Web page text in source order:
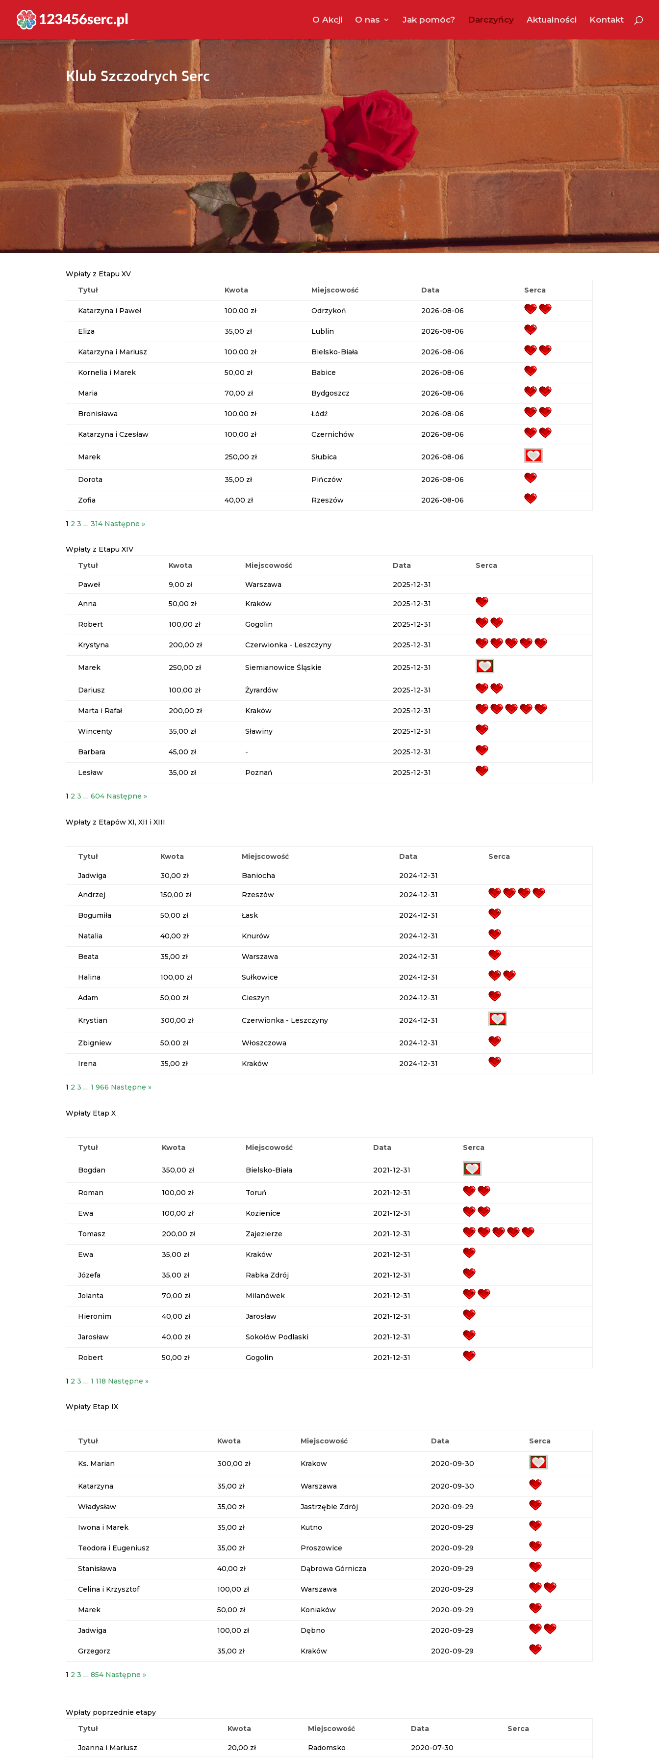
O Akcji O nas Jak pomóc? Darczyńcy Aktualności Kontakt
Klub Szczodrych Serc
Wpłaty z Etapu XV
Tytuł
Kwota Miejscowość Data Serca
Katarzyna i Paweł 100,00 zł Odrzykoń 2026-08-06
Eliza 35,00 zł Lublin 2026-08-06
Katarzyna i Mariusz 100,00 zł Bielsko-Biała 2026-08-06
Kornelia i Marek 50,00 zł Babice 2026-08-06
Maria 70,00 zł Bydgoszcz 2026-08-06
Bronisława 100,00 zł Łódź 2026-08-06
Katarzyna i Czesław 100,00 zł Czernichów 2026-08-06
Marek 250,00 zł Słubica 2026-08-06
Dorota 35,00 zł Pińczów 2026-08-06
Zofia 40,00 zł Rzeszów 2026-08-06
1 2 3 … 314 Następne »
Wpłaty z Etapu XIV
Tytuł
Kwota Miejscowość Data Serca
Paweł 9,00 zł Warszawa 2025-12-31
Anna 50,00 zł Kraków 2025-12-31
Robert 100,00 zł Gogolin 2025-12-31
Krystyna 200,00 zł Czerwionka - Leszczyny 2025-12-31
Marek 250,00 zł Siemianowice Śląskie 2025-12-31
Dariusz 100,00 zł Żyrardów 2025-12-31
Marta i Rafał 200,00 zł Kraków 2025-12-31
Wincenty 35,00 zł Sławiny 2025-12-31
Barbara 45,00 zł - 2025-12-31
Lesław 35,00 zł Poznań 2025-12-31
1 2 3 … 604 Następne »
Wpłaty z Etapów XI, XII i XIII
Tytuł Kwota Miejscowość Data Serca
Jadwiga 30,00 zł Baniocha 2024-12-31
Andrzej 150,00 zł Rzeszów 2024-12-31
Bogumiła 50,00 zł Łask 2024-12-31
Natalia 40,00 zł Knurów 2024-12-31
Beata 35,00 zł Warszawa 2024-12-31
Halina 100,00 zł Sułkowice 2024-12-31
Adam 50,00 zł Cieszyn 2024-12-31
Krystian 300,00 zł Czerwionka - Leszczyny 2024-12-31
Zbigniew 50,00 zł Włoszczowa 2024-12-31
Irena 35,00 zł Kraków 2024-12-31
1 2 3 … 1 966 Następne »
Wpłaty Etap X
Tytuł Kwota Miejscowość Data Serca
Bogdan 350,00 zł Bielsko-Biała 2021-12-31
Roman 100,00 zł Toruń 2021-12-31
Ewa 100,00 zł Kozienice 2021-12-31
Tomasz 200,00 zł Zajezierze 2021-12-31
Ewa 35,00 zł Kraków 2021-12-31
Józefa 35,00 zł Rabka Zdrój 2021-12-31
Jolanta 70,00 zł Milanówek 2021-12-31
Hieronim 40,00 zł Jarosław 2021-12-31
Jarosław 40,00 zł Sokołów Podlaski 2021-12-31
Robert 50,00 zł Gogolin 2021-12-31
1 2 3 … 1 118 Następne »
Wpłaty Etap IX
Tytuł Kwota Miejscowość Data Serca
Ks. Marian 300,00 zł Krakow 2020-09-30
Katarzyna 35,00 zł Warszawa 2020-09-30
Władysław 35,00 zł Jastrzębie Zdrój 2020-09-29
Iwona i Marek 35,00 zł Kutno 2020-09-29
Teodora i Eugeniusz 35,00 zł Proszowice 2020-09-29
Stanisława 40,00 zł Dąbrowa Górnicza 2020-09-29
Celina i Krzysztof 100,00 zł Warszawa 2020-09-29
Marek 50,00 zł Koniaków 2020-09-29
Jadwiga 100,00 zł Dębno 2020-09-29
Grzegorz 35,00 zł Kraków 2020-09-29
1 2 3 … 854 Następne »
Wpłaty poprzednie etapy
Tytuł
Kwota Miejscowość Data Serca
Joanna i Mariusz 20,00 zł Radomsko 2020-07-30